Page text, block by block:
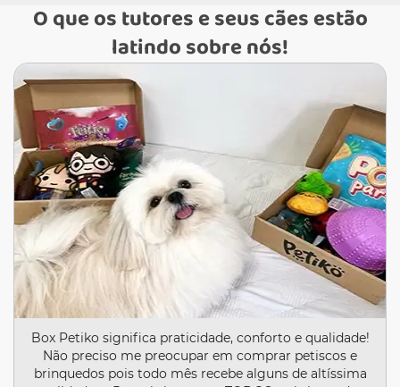
O que os tutores e seus cães estão
latindo sobre nós!
Box Petiko significa praticidade, conforto e qualidade!
Não preciso me preocupar em comprar petiscos e
brinquedos pois todo mês recebe alguns de altíssima